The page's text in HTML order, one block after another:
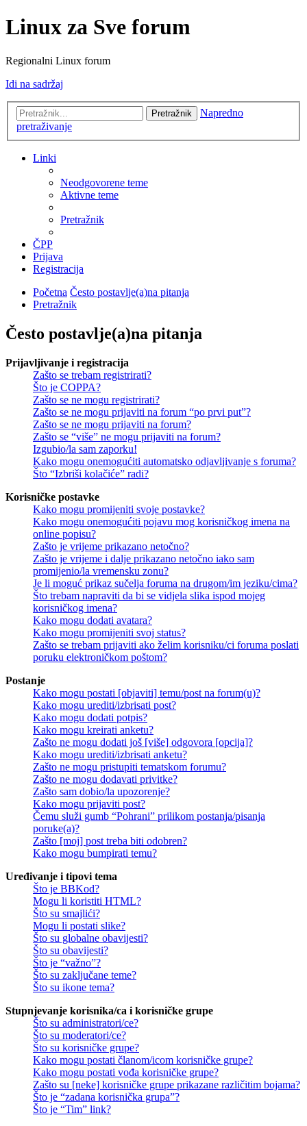
Linux za Sve forum
Regionalni Linux forum
Idi na sadržaj
Pretražnik
Napredno
pretraživanje
Linki
Neodgovorene teme
Aktivne teme
Pretražnik
ČPP
Prijava
Registracija
Početna Često postavlje(a)na pitanja
Pretražnik
Često postavlje(a)na pitanja
Prijavljivanje i registracija
Zašto se trebam registrirati?
Što je COPPA?
Zašto se ne mogu registrirati?
Zašto se ne mogu prijaviti na forum “po prvi put”?
Zašto se ne mogu prijaviti na forum?
Zašto se “više” ne mogu prijaviti na forum?
Izgubio/la sam zaporku!
Kako mogu onemogućiti automatsko odjavljivanje s foruma?
Što “Izbriši kolačiće” radi?
Korisničke postavke
Kako mogu promijeniti svoje postavke?
Kako mogu onemogućiti pojavu mog korisničkog imena na
online popisu?
Zašto je vrijeme prikazano netočno?
Zašto je vrijeme i dalje prikazano netočno iako sam
promijenio/la vremensku zonu?
Je li moguć prikaz sučelja foruma na drugom/im jeziku/cima?
Što trebam napraviti da bi se vidjela slika ispod mojeg
korisničkog imena?
Kako mogu dodati avatara?
Kako mogu promijeniti svoj status?
Zašto se trebam prijaviti ako želim korisniku/ci foruma poslati
poruku elektroničkom poštom?
Postanje
Kako mogu postati [objaviti] temu/post na forum(u)?
Kako mogu urediti/izbrisati post?
Kako mogu dodati potpis?
Kako mogu kreirati anketu?
Zašto ne mogu dodati još [više] odgovora [opcija]?
Kako mogu urediti/izbrisati anketu?
Zašto ne mogu pristupiti tematskom forumu?
Zašto ne mogu dodavati privitke?
Zašto sam dobio/la upozorenje?
Kako mogu prijaviti post?
Čemu služi gumb “Pohrani” prilikom postanja/pisanja
poruke(a)?
Zašto [moj] post treba biti odobren?
Kako mogu bumpirati temu?
Uređivanje i tipovi tema
Što je BBKod?
Mogu li koristiti HTML?
Što su smajlići?
Mogu li postati slike?
Što su globalne obavijesti?
Što su obavijesti?
Što je “važno”?
Što su zaključane teme?
Što su ikone tema?
Stupnjevanje korisnika/ca i korisničke grupe
Što su administratori/ce?
Što su moderatori/ce?
Što su korisničke grupe?
Kako mogu postati članom/icom korisničke grupe?
Kako mogu postati vođa korisničke grupe?
Zašto su [neke] korisničke grupe prikazane različitim bojama?
Što je “zadana korisnička grupa”?
Što je “Tim” link?